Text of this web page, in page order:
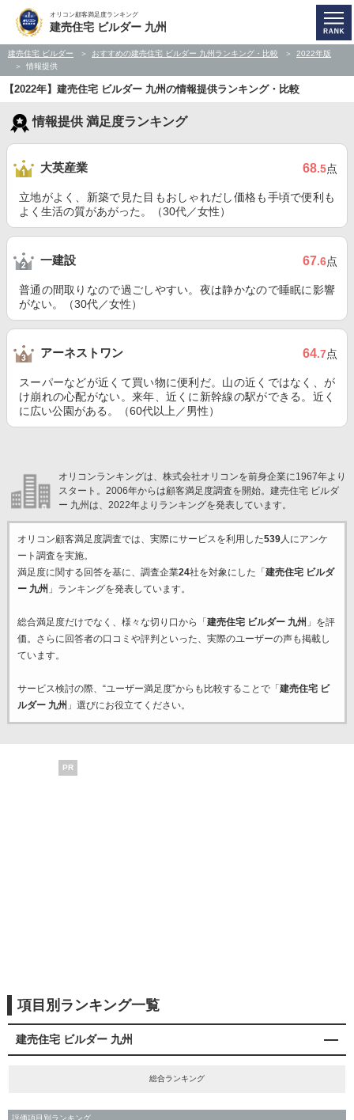
オリコン顧客満足度ランキング
建売住宅 ビルダー 九州
建売住宅 ビルダー おすすめの建売住宅 ビルダー 九州ランキング・比較
2022年版
情報提供
【2022年】建売住宅 ビルダー 九州の情報提供ランキング・比較
情報提供 満足度ランキング
大英産業 68.5点
立地がよく、新築で見た目もおしゃれだし価格も手頃で便利も
よく生活の質があがった。（30代／女性）
一建設 67.6点
普通の間取りなので過ごしやすい。夜は静かなので睡眠に影響
がない。（30代／女性）
アーネストワン 64.7点
スーパーなどが近くて買い物に便利だ。山の近くではなく、が
け崩れの心配がない。来年、近くに新幹線の駅ができる。近く
に広い公園がある。（60代以上／男性）
オリコンランキングは、株式会社オリコンを前身企業に1967年より
スタート。2006年からは顧客満足度調査を開始。建売住宅 ビルダ
ー 九州は、2022年よりランキングを発表しています。
オリコン顧客満足度調査では、実際にサービスを利用した539人にアンケ
ート調査を実施。
満足度に関する回答を基に、調査企業24社を対象にした「 建売住宅 ビルダ
ー 九州 」ランキングを発表しています。
総合満足度だけでなく、様々な切り口から「 建売住宅 ビルダー 九州 」を評
価。さらに回答者の口コミや評判といった、実際のユーザーの声も掲載し
ています。
サービス検討の際、“ユーザー満足度”からも比較することで「 建売住宅 ビ
ルダー 九州 」選びにお役立てください。
PR
項目別ランキング一覧
建売住宅 ビルダー 九州
総合ランキング
評価項目別ランキング